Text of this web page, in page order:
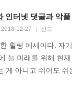
인터넷 댓글과 악
2018-12-27 신고
힐링 에세이다. 자
늘 미래를 위해 현
게 아니고 쉬어도